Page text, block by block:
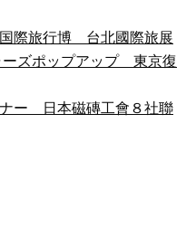
国際旅行博 台北國際旅展
ーズポップアップ 東京復
ナー 日本磁磚工會８社聯